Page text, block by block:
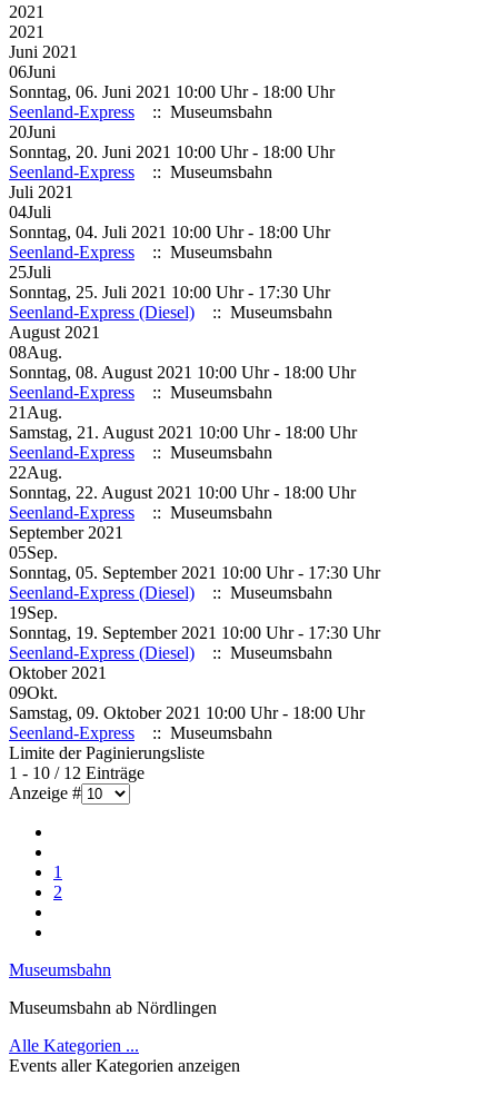
2021
2021
Juni 2021
06Juni
Sonntag, 06. Juni 2021 10:00 Uhr - 18:00 Uhr
Seenland-Express
:: Museumsbahn
20Juni
Sonntag, 20. Juni 2021 10:00 Uhr - 18:00 Uhr
Seenland-Express
:: Museumsbahn
Juli 2021
04Juli
Sonntag, 04. Juli 2021 10:00 Uhr - 18:00 Uhr
Seenland-Express
:: Museumsbahn
25Juli
Sonntag, 25. Juli 2021 10:00 Uhr - 17:30 Uhr
Seenland-Express (Diesel)
:: Museumsbahn
August 2021
08Aug.
Sonntag, 08. August 2021 10:00 Uhr - 18:00 Uhr
Seenland-Express
:: Museumsbahn
21 Aug.
Samstag, 21. August 2021 10:00 Uhr - 18:00 Uhr
Seenland-Express
:: Museumsbahn
22Aug.
Sonntag, 22. August 2021 10:00 Uhr - 18:00 Uhr
Seenland-Express
:: Museumsbahn
September 2021
05Sep.
Sonntag, 05. September 2021 10:00 Uhr - 17:30 Uhr
Seenland-Express (Diesel)
:: Museumsbahn
19Sep.
Sonntag, 19. September 2021 10:00 Uhr - 17:30 Uhr
Seenland-Express (Diesel)
:: Museumsbahn
Oktober 2021
09Okt.
Samstag, 09. Oktober 2021 10:00 Uhr - 18:00 Uhr
Seenland-Express
:: Museumsbahn
Limite der Paginierungsliste
1 - 10 / 12 Einträge
Anzeige #
1
2
Museumsbahn
Museumsbahn ab Nördlingen
Alle Kategorien ...
Events aller Kategorien anzeigen